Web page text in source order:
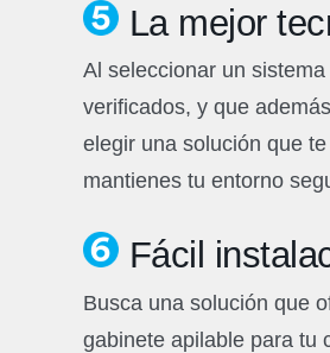
La mejor
Al seleccionar un
verificados, y que
elegir una solución que
mantienes tu entorno
Fácil
Busca una solución que
gabinete apilable para tu